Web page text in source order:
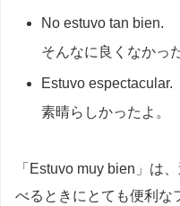
No estuvo tan bien.
そんなに良くなかっ
Estuvo espectacular.
素晴らしかったよ。
「Estuvo muy bien」は
べるときにとても便利な